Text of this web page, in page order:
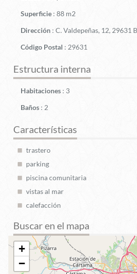
Superficie : 88 m2
Dirección : C. Valdepeñas, 12, 29631
Código Postal : 29631
Estructura interna
Habitaciones : 3
Baños : 2
Características
trastero
parking
piscina comunitaria
vistas al mar
calefacción
Buscar en el mapa
+
−